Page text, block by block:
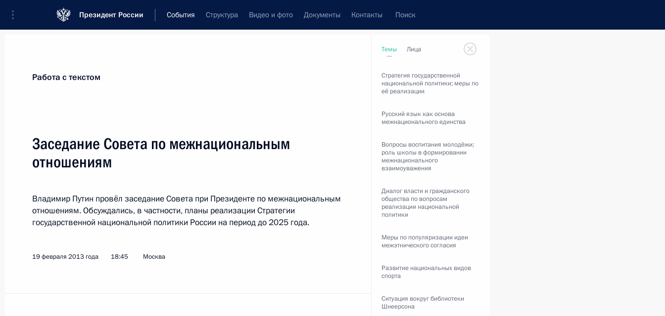
Президент России События Структура Видео и фото Документы Контакты Поиск
Комиссии и советы
декабрь, 2013
Новости
Совет по межнациональным отношениям
Показать следующие материалы
1
Работа с текстом
Заседание Совета по межнациональным
отношениям
Владимир Путин провёл заседание Совета при Президенте по межнациональным
отношениям. Обсуждались, в частности, планы реализации Стратегии
государственной национальной политики России на период до 2025 года.
19 февраля 2013 года 18:45 Москва
Темы
Стратегия государственной
национальной политики; меры по
её реализации
Русский язык как основа
межнационального единства
Вопросы воспитания молодёжи;
роль школы в формировании
межнационального
взаимоуважения
Диалог власти и гражданского
общества по вопросам
реализации национальной
политики
Меры по популяризации идеи
межэтнического согласия
Развитие национальных видов
спорта
Ситуация вокруг библиотеки
Шнеерсона
Лица